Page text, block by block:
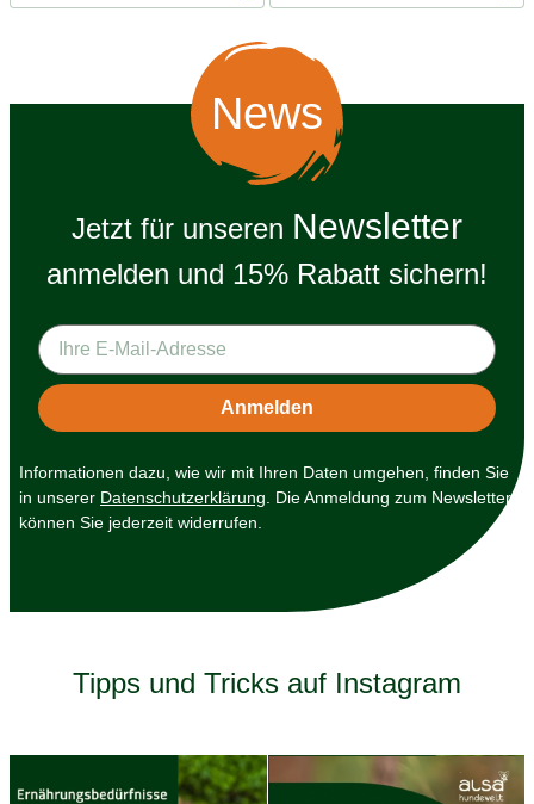
News
Jetzt für unseren Newsletter
anmelden und 15% Rabatt sichern!
Informationen dazu, wie wir mit Ihren Daten umgehen, finden Sie
in unserer Datenschutzerklärung . Die Anmeldung zum Newsletter
können Sie jederzeit widerrufen.
Tipps und Tricks auf Instagram